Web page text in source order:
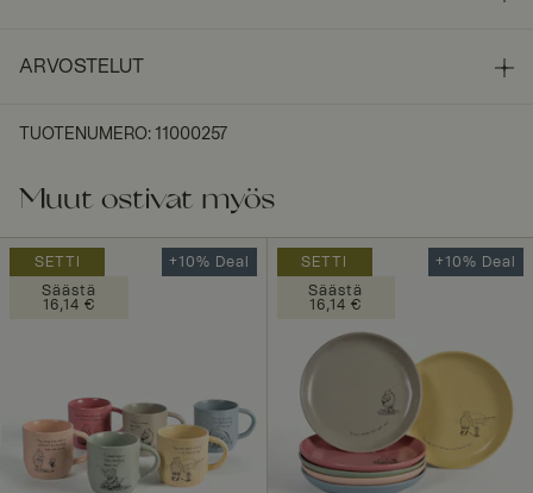
ARVOSTELUT
TUOTENUMERO: 11000257
Muut ostivat myös
SETTI
Säästä
16,14 €
+10% Deal
SETTI
Säästä
16,14 €
+10% Deal